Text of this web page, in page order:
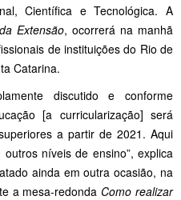
Científica e Tecnológica. A
Extensão, ocorrerá na manhã
de instituições do Rio de
Catarina.
discutido e conforme
[a curricularização] será
a partir de 2021. Aqui
níveis de ensino”, explica
ainda em outra ocasião, na
a mesa-redonda Como realizar